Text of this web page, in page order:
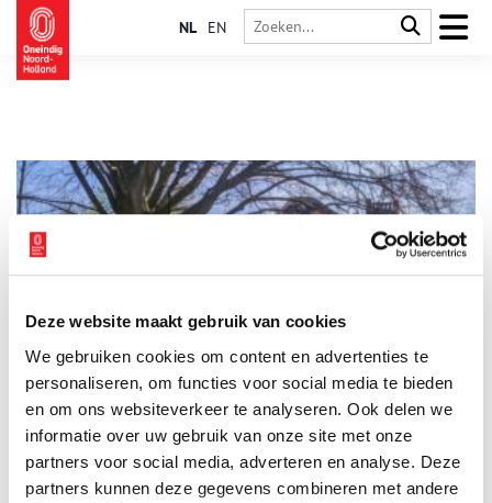
Deze website maakt gebruik van cookies
We gebruiken cookies om content en advertenties te
personaliseren, om functies voor social media te bieden
en om ons websiteverkeer te analyseren. Ook delen we
informatie over uw gebruik van onze site met onze
partners voor social media, adverteren en analyse. Deze
partners kunnen deze gegevens combineren met andere
NL EN
Kay
Middenin het stolpenlint van Twisk ligt de royale
stolpboerderij van Vok en Nel Kay. Beiden zijn grootgebracht
‘in de stolp’ en weten daardoor alles over het leven in deze
typisch Noord-Hollandse boerderij. Van hooibroei tot gierende
schoorstenen, in de piramide van de polder is altijd wat te
beleven.